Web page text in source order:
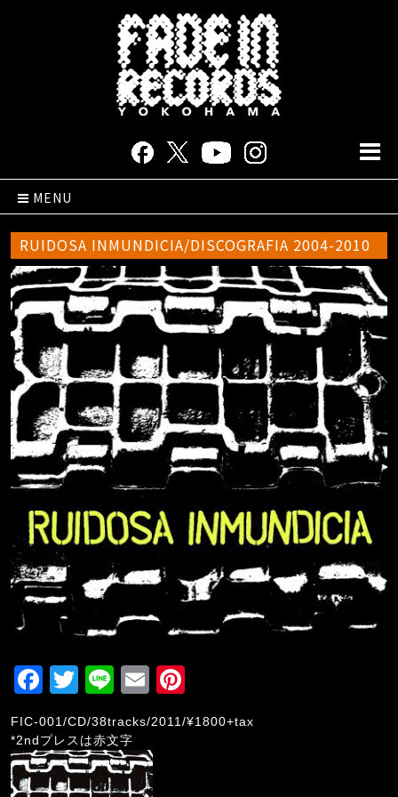
MENU
RUIDOSA INMUNDICIA/DISCOGRAFIA 2004-2010
F
a
c
e
T
wi
tt
er
Li
e
E
m
ai
l
nt
er
FIC-001/CD/38tracks/2011/¥1800+tax
*2ndプレスは赤文字